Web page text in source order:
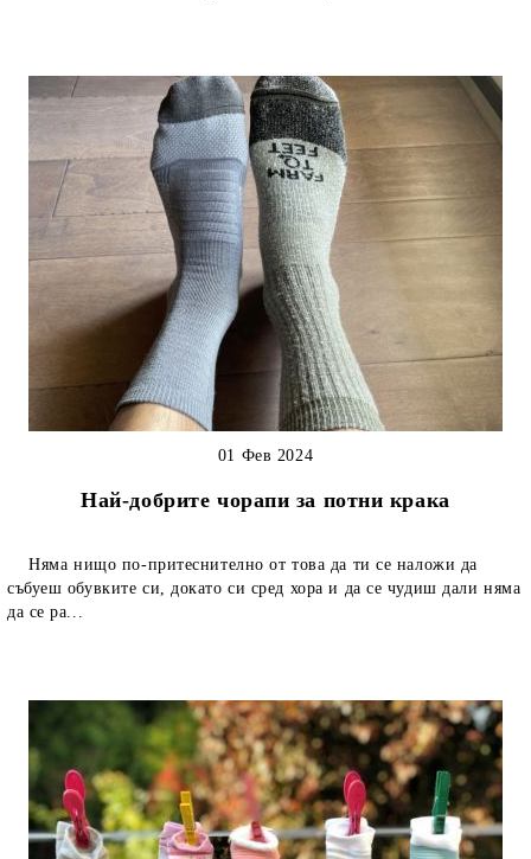
Най-добрите чорапи за потни крака
01 Фев 2024
Няма нищо по-притеснително от това да ти се наложи да
събуеш обувките си, докато си сред хора и да се чудиш дали няма
да се ра...